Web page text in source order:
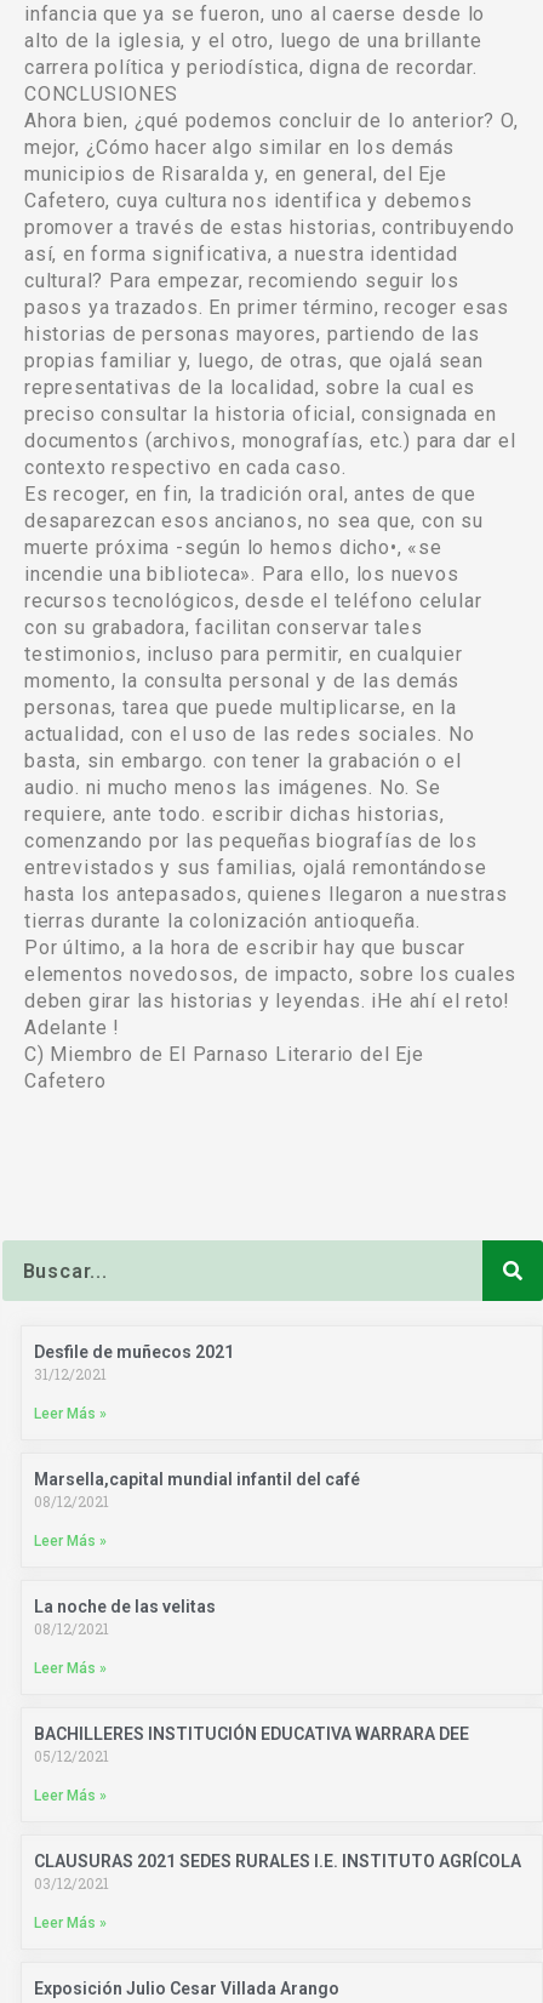
infancia que ya se fueron, uno al caerse desde lo
alto de la iglesia, y el otro, luego de una brillante
carrera política y periodística, digna de recordar.
CONCLUSIONES
Ahora bien, ¿qué podemos concluir de Io anterior? O,
mejor, ¿Cómo hacer algo similar en los demás
municipios de Risaralda y, en general, del Eje
Cafetero, cuya cultura nos identifica y debemos
promover a través de estas historias, contribuyendo
así, en forma significativa, a nuestra identidad
cultural? Para empezar, recomiendo seguir los
pasos ya trazados. En primer término, recoger esas
historias de personas mayores, partiendo de las
propias familiar y, luego, de otras, que ojalá sean
representativas de la localidad, sobre la cual es
preciso consultar la historia oficial, consignada en
documentos (archivos, monografías, etc.) para dar el
contexto respectivo en cada caso.
Es recoger, en fin, la tradición oral, antes de que
desaparezcan esos ancianos, no sea que, con su
muerte próxima -según lo hemos dicho•, «se
incendie una biblioteca». Para ello, los nuevos
recursos tecnológicos, desde el teléfono celular
con su grabadora, facilitan conservar tales
testimonios, incluso para permitir, en cualquier
momento, la consulta personal y de las demás
personas, tarea que puede multiplicarse, en la
actualidad, con el uso de las redes sociales. No
basta, sin embargo. con tener la grabación o el
audio. ni mucho menos las imágenes. No. Se
requiere, ante todo. escribir dichas historias,
comenzando por las pequeñas biografías de los
entrevistados y sus familias, ojalá remontándose
hasta los antepasados, quienes llegaron a nuestras
tierras durante la colonización antioqueña.
Por último, a la hora de escribir hay que buscar
elementos novedosos, de impacto, sobre los cuales
deben girar las historias y leyendas. iHe ahí el reto!
Adelante !
C) Miembro de El Parnaso Literario del Eje
Cafetero
Desfile de muñecos 2021
31/12/2021
Leer Más »
Marsella,capital mundial infantil del café
08/12/2021
Leer Más »
La noche de las velitas
08/12/2021
Leer Más »
BACHILLERES INSTITUCIÓN EDUCATIVA WARRARA DEE
05/12/2021
Leer Más »
CLAUSURAS 2021 SEDES RURALES I.E. INSTITUTO AGRÍCOLA
03/12/2021
Leer Más »
Exposición Julio Cesar Villada Arango